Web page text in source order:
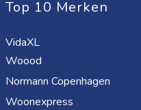
Top 10 Merken
VidaXL
Woood
Normann Copenhagen
Woonexpress